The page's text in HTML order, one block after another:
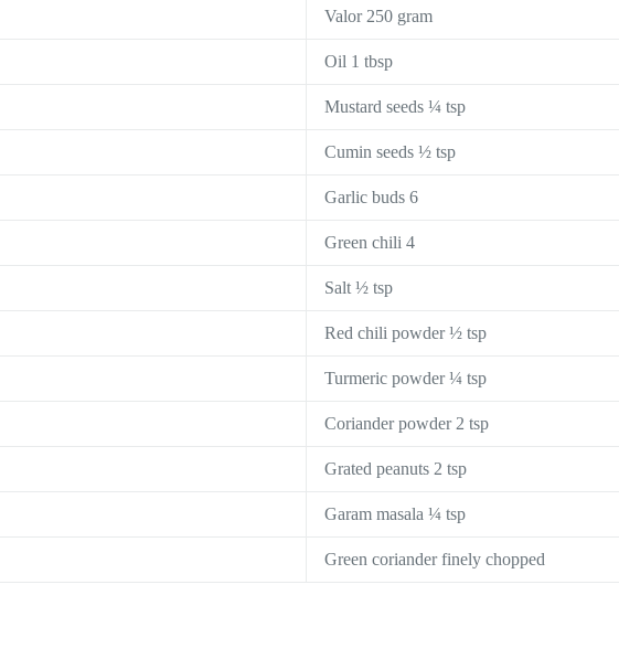
Valor 250 gram
Oil 1 tbsp
Mustard seeds ¼ tsp
Cumin seeds ½ tsp
Garlic buds 6
Green chili 4
Salt ½ tsp
Red chili powder ½ tsp
Turmeric powder ¼ tsp
Coriander powder 2 tsp
Grated peanuts 2 tsp
Garam masala ¼ tsp
Green coriander finely chopped